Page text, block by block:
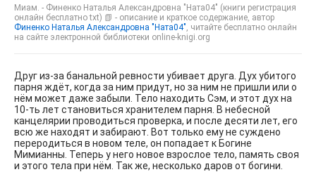
Миам. - Финенко Наталья Александровна "Ната04" (книги регистрация
онлайн бесплатно txt) 📗 - описание и краткое содержание, автор
Финенко Наталья Александровна "Ната04", читайте бесплатно онлайн
на сайте электронной библиотеки online-knigi.org
Друг из-за банальной ревности убивает друга. Дух убитого
парня ждёт, когда за ним придут, но за ним не пришли или о
нём может даже забыли. Тело находить Сэм, и этот дух на
10-ть лет становиться хранителем парня. В небесной
канцелярии проводиться проверка, и после десяти лет, его
всю же находят и забирают. Вот только ему не суждено
переродиться в новом теле, он попадает к Богине
Мимианны. Теперь у него новое взрослое тело, память своя
и этого тела при нём. Так же, несколько даров от богини.